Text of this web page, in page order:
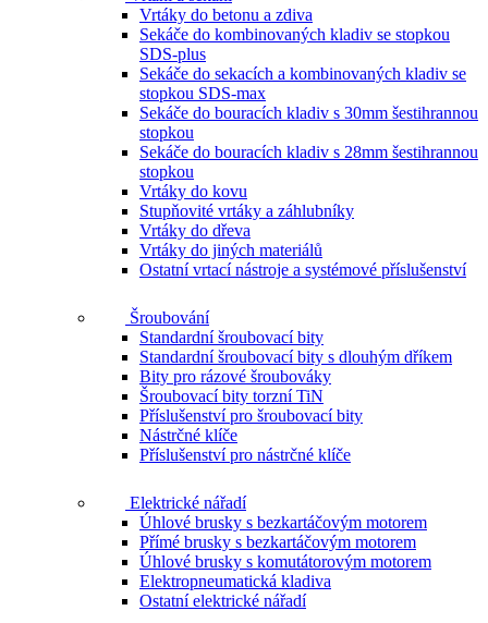
Vrtáky do betonu a zdiva
Sekáče do kombinovaných kladiv se stopkou
SDS-plus
Sekáče do sekacích a kombinovaných kladiv se
stopkou SDS-max
Sekáče do bouracích kladiv s 30mm šestihrannou
stopkou
Sekáče do bouracích kladiv s 28mm šestihrannou
stopkou
Vrtáky do kovu
Stupňovité vrtáky a záhlubníky
Vrtáky do dřeva
Vrtáky do jiných materiálů
Ostatní vrtací nástroje a systémové příslušenství
Šroubování
Standardní šroubovací bity
Standardní šroubovací bity s dlouhým dříkem
Bity pro rázové šroubováky
Šroubovací bity torzní TiN
Příslušenství pro šroubovací bity
Nástrčné klíče
Příslušenství pro nástrčné klíče
Elektrické nářadí
Úhlové brusky s bezkartáčovým motorem
Přímé brusky s bezkartáčovým motorem
Úhlové brusky s komutátorovým motorem
Elektropneumatická kladiva
Ostatní elektrické nářadí